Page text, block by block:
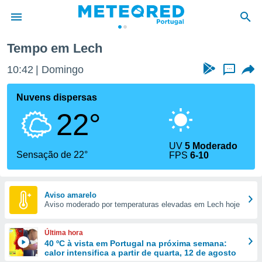
da
foi
fornecidas
a este
das
e
forma
digital
Tempo em Lech
10:42 Domingo ...
Nuvens dispersas
22°
Sensação de 22°
UV5 Moderado
FPS6-10
Aviso amarelo
Aviso moderado por temperaturas elevadas em Lech hoje
Última hora
40 ºC à vista em Portugal na próxima semana:
calor intensifica a partir de quarta, 12 de agosto